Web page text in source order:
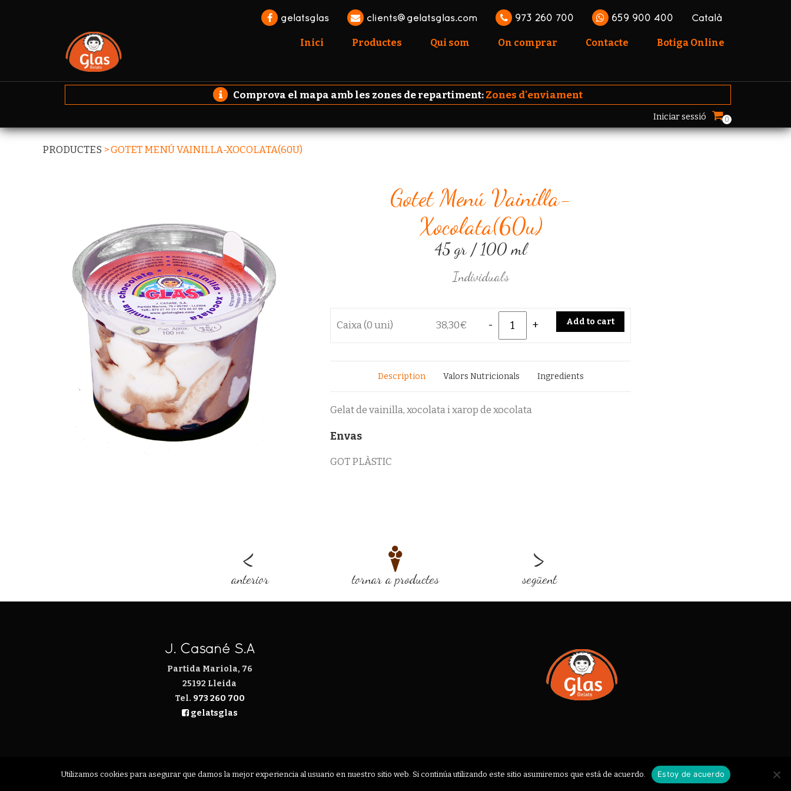
gelatsglas clients@gelatsglas.com 973 260 700 659 900 400 Català
Inici Productes Qui som On comprar Contacte Botiga Online
Comprova el mapa amb les zones de repartiment:Zones d'enviament
Iniciar sessió 0
PRODUCTES >GOTET MENÚ VAINILLA-XOCOLATA(60U)
Gotet Menú Vainilla-
Xocolata(60u)
45 gr / 100 ml
Individuals
Caixa (0 uni) 38,30€
Quantity Add to cart
Description Valors Nutricionals Ingredients
Gelat de vainilla, xocolata i xarop de xocolata
Envas
GOT PLÀSTIC
<
anterior tornar a productes >
següent
J. Casañé S.A
Partida Mariola, 76
25192 Lleida
Tel. 973 260 700
gelatsglas
CONTACTE AVIS LEGAL POLÍTICA DE PRIVACITAT POLITICA DE COOKIES CONDICIONS DE VENDA
Utilizamos cookies para asegurar que damos la mejor experiencia al usuario en nuestro sitio web. Si continúa utilizando este sitio asumiremos que está de acuerdo. Estoy de acuerdo